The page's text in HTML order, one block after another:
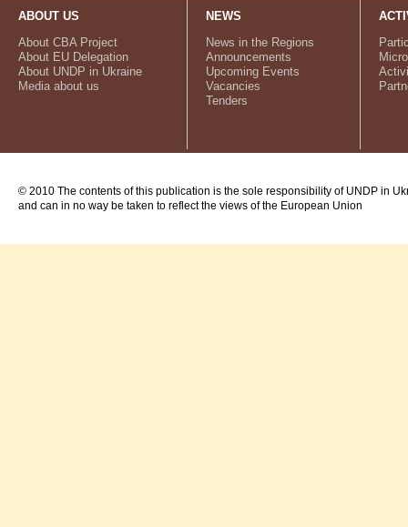
ABOUT US
About CBA Project
About EU Delegation
About UNDP in Ukraine
Media about us
NEWS
News in the Regions
Announcements
Upcoming Events
Vacancies
Tenders
© 2010 The contents of this publication is the sole responsibility of UNDP in
and can in no way be taken to reflect the views of the European Union